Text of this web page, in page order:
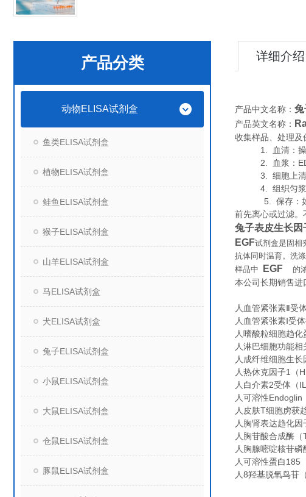
产品分类
动物ELISA试剂盒
鱼类ELISA试剂盒
植物ELISA试剂盒
鲑鱼ELISA试剂盒
猴子ELISA试剂盒
山羊ELISA试剂盒
马ELISA试剂盒
犬ELISA试剂盒
兔子ELISA试剂盒
小鼠ELISA试剂盒
大鼠ELISA试剂盒
仓鼠ELISA试剂盒
豚鼠ELISA试剂盒
详细介绍
产品中文名称：
产品英文名称：
收集样品、处理及
1. 血清：操作
2. 血浆：EDTA
3. 细胞上清液
4. 组织匀浆：
5. 保存：如果样
前先离心或过滤。
兔子表皮生长
EGF试剂盒是固相
抗体同时温育。洗
样品中
EGF 的
本公司长期销售进
人血管紧张素Ⅱ受
人血管紧张素Ⅰ受
人嗜酸粒细胞趋
人淋巴细胞功能
人成纤维细胞生
人热休克因子1（
人白介素2受体（
人可溶性Endoglin
人皮肤T细胞虏获
人胸肾表达趋化
人胸苷酸合成酶（
人胸腺嘧啶核苷
人可溶性蛋白185
人8羟基脱氧鸟苷